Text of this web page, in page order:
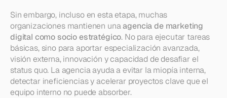
Sin embargo, incluso en esta etapa, muchas
organizaciones mantienen una agencia de marketing
digital como socio estratégico. No para ejecutar tareas
básicas, sino para aportar especialización avanzada,
visión externa, innovación y capacidad de desafiar el
status quo. La agencia ayuda a evitar la miopía interna,
detectar ineficiencias y acelerar proyectos clave que el
equipo interno no puede absorber.